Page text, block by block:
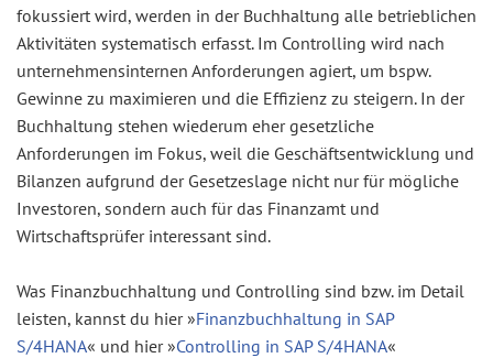
fokussiert wird, werden in der Buchhaltung alle betrieblichen
Aktivitäten systematisch erfasst. Im Controlling wird nach
unternehmensinternen Anforderungen agiert, um bspw.
Gewinne zu maximieren und die Effizienz zu steigern. In der
Buchhaltung stehen wiederum eher gesetzliche
Anforderungen im Fokus, weil die Geschäftsentwicklung und
Bilanzen aufgrund der Gesetzeslage nicht nur für mögliche
Investoren, sondern auch für das Finanzamt und
Wirtschaftsprüfer interessant sind.
Was Finanzbuchhaltung und Controlling sind bzw. im Detail
leisten, kannst du hier »Finanzbuchhaltung in SAP
S/4HANA« und hier »Controlling in SAP S/4HANA«